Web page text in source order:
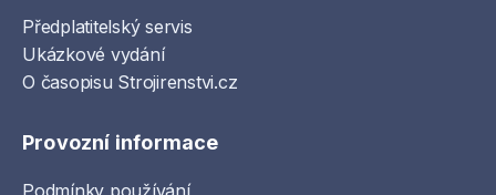
Předplatitelský servis
Ukázkové vydání
O časopisu Strojirenstvi.cz
Provozní informace
Podmínky používání